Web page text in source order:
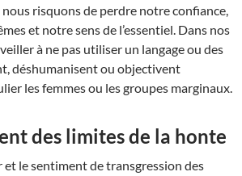
risquons de perdre notre confiance,
et notre sens de l’essentiel. Dans nos
à ne pas utiliser un langage ou des
déshumanisent ou objectivent
les femmes ou les groupes marginaux.
des limites de la honte
et le sentiment de transgression des